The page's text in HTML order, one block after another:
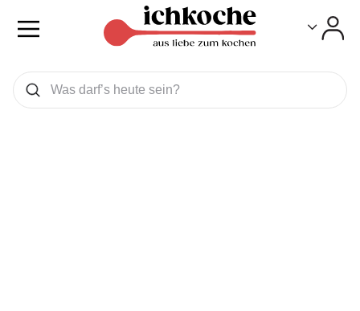
Was wollen Sie suchen
Suchen